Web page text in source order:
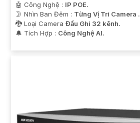
🤖️ Công Nghệ : IP POE.
🌛 Nhìn Ban Đêm : Từng Vị Trí Camera .
🐉️ Loại Camera Đầu Ghi 32 kênh.
️🔔 Tích Hợp : Công Nghệ AI.